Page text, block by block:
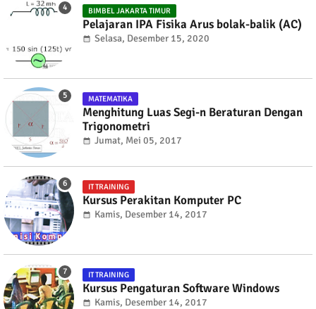
BIMBEL JAKARTA TIMUR
Pelajaran IPA Fisika Arus bolak-balik (AC)
Selasa, Desember 15, 2020
MATEMATIKA
Menghitung Luas Segi-n Beraturan Dengan
Trigonometri
Jumat, Mei 05, 2017
IT TRAINING
Kursus Perakitan Komputer PC
Kamis, Desember 14, 2017
IT TRAINING
Kursus Pengaturan Software Windows
Kamis, Desember 14, 2017